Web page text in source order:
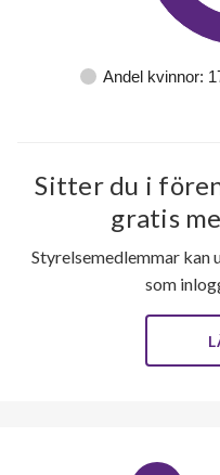
Andel kvinnor:
Sitter du i
gratis
Styrelsemedlemmar kan
som